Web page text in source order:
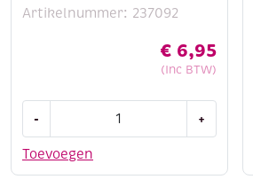
Artikelnummer: 237092
€ 6,95
(Inc BTW)
Toevoegen
-
/
+